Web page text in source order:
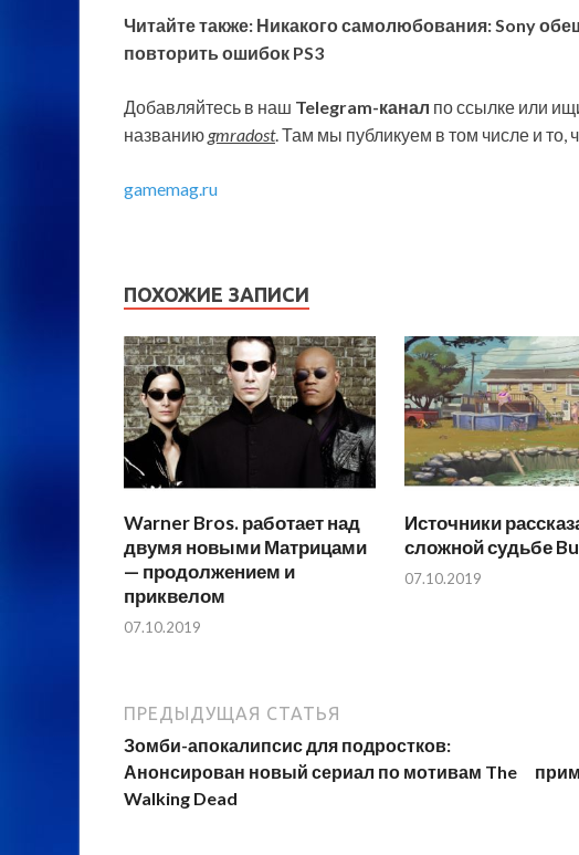
Читайте также: Никакого самолюбования: Sony
повторить ошибок PS3
Добавляйтесь в наш Telegram-канал по ссылке или
названию gmradost. Там мы публикуем в том числе и то,
gamemag.ru
ПОХОЖИЕ ЗАПИСИ
Warner Bros. работает над
двумя новыми Матрицами
— продолжением и
приквелом
07.10.2019
Источники
сложной судьбе
07.10.2019
ПРЕДЫДУЩАЯ СТАТЬЯ
Зомби-апокалипсис для подростков:
Анонсирован новый сериал по мотивам The
Walking Dead